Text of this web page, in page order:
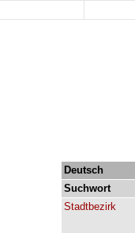
Deutsch
Suchwort
Stadtbezirk